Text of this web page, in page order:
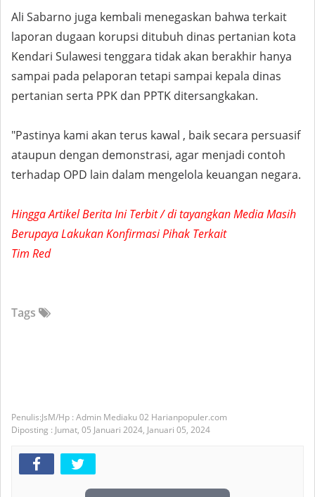
Ali Sabarno juga kembali menegaskan bahwa terkait
laporan dugaan korupsi ditubuh dinas pertanian kota
Kendari Sulawesi tenggara tidak akan berakhir hanya
sampai pada pelaporan tetapi sampai kepala dinas
pertanian serta PPK dan PPTK ditersangkakan.
"Pastinya kami akan terus kawal , baik secara persuasif
ataupun dengan demonstrasi, agar menjadi contoh
terhadap OPD lain dalam mengelola keuangan negara.
Hingga Artikel Berita Ini Terbit / di tayangkan Media Masih
Berupaya Lakukan Konfirmasi Pihak Terkait
Tim Red
Tags
JsM/Hp : Admin Mediaku 02 Harianpopuler.com
Diposting : Jumat, 05 Januari 2024, Januari 05, 2024